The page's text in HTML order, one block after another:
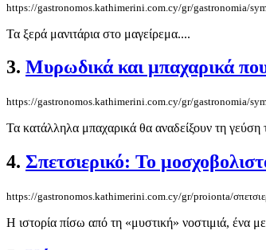
https://gastronomos.kathimerini.com.cy/gr/gastronomia/
Τα ξερά μανιτάρια στο μαγείρεμα....
3. Μυρωδικά και μπαχαρικά
https://gastronomos.kathimerini.com.cy/gr/gastronomia/
Τα κατάλληλα μπαχαρικά θα αναδείξουν τη γεύση
4. Σπετσιερικό: Το
https://gastronomos.kathimerini.com.cy/gr/proionta/
H ιστορία πίσω από τη «μυστική» νοστιμιά, ένα